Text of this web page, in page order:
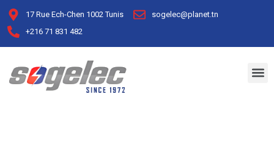
17 Rue Ech-Chen 1002 Tunis
sogelec@planet.tn
+216 71 831 482